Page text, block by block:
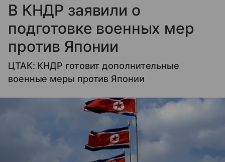
В КНДР заявили о
подготовке военных мер
против Японии
ЦТАК: КНДР готовит дополнительные
военные меры против Японии